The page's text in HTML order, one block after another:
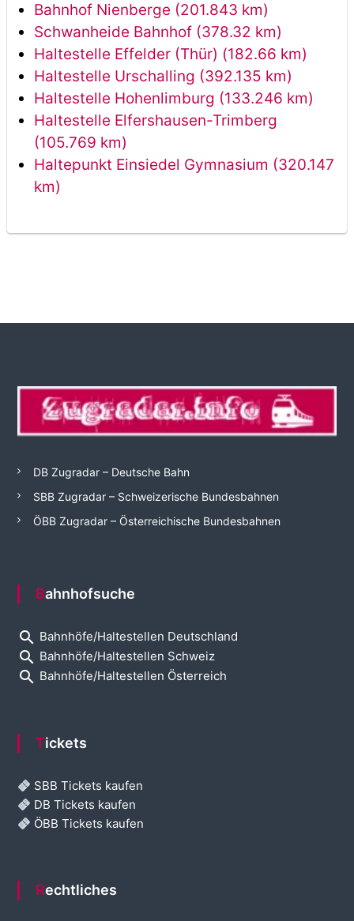
Bahnhof Nienberge (201.843 km)
Schwanheide Bahnhof (378.32 km)
Haltestelle Effelder (Thür) (182.66 km)
Haltestelle Urschalling (392.135 km)
Haltestelle Hohenlimburg (133.246 km)
Haltestelle Elfershausen-Trimberg
(105.769 km)
Haltepunkt Einsiedel Gymnasium (320.147
km)
DB Zugradar – Deutsche Bahn
SBB Zugradar – Schweizerische Bundesbahnen
ÖBB Zugradar – Österreichische Bundesbahnen
Bahnhofsuche
search Bahnhöfe/Haltestellen Deutschland
search Bahnhöfe/Haltestellen Schweiz
search Bahnhöfe/Haltestellen Österreich
Tickets
SBB Tickets kaufen
DB Tickets kaufen
ÖBB Tickets kaufen
Rechtliches